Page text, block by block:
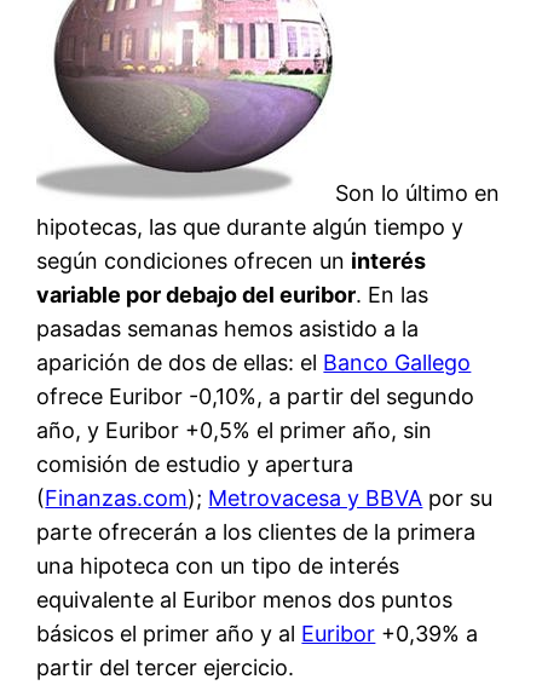
Son lo último en
hipotecas, las que durante algún tiempo y
según condiciones ofrecen un interés
variable por debajo del euribor. En las
pasadas semanas hemos asistido a la
aparición de dos de ellas: el Banco Gallego
ofrece Euribor -0,10%, a partir del segundo
año, y Euribor +0,5% el primer año, sin
comisión de estudio y apertura
(Finanzas.com); Metrovacesa y BBVA por su
parte ofrecerán a los clientes de la primera
una hipoteca con un tipo de interés
equivalente al Euribor menos dos puntos
básicos el primer año y al Euribor +0,39% a
partir del tercer ejercicio.